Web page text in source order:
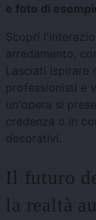
e foto di
Scopri
arredamento,
Lasciati ispirare
professionisti e
un'opera si
credenza o in
decorativi.
Il futuro
la realtà